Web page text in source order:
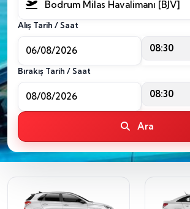
Bodrum Milas Havalimanı [BJV]
Alış Tarih / Saat
08:30
Bırakış Tarih / Saat
08:30
Ara